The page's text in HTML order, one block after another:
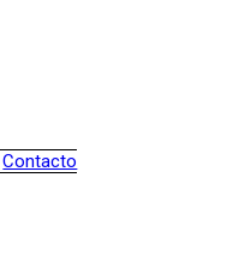
Contacto